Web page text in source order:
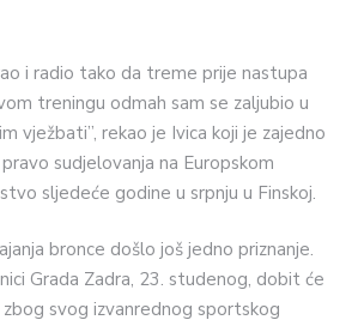
i radio tako da treme prije nastupa
treningu odmah sam se zaljubio u
vježbati”, rekao je Ivica koji je zajedno
sudjelovanja na Europskom
sljedeće godine u srpnju u Finskoj.
bronce došlo još jedno priznanje.
Grada Zadra, 23. studenog, dobit će
zbog svog izvanrednog sportskog